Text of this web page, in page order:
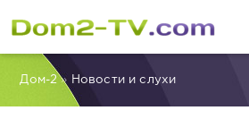
Дом-2» Новости и слухи